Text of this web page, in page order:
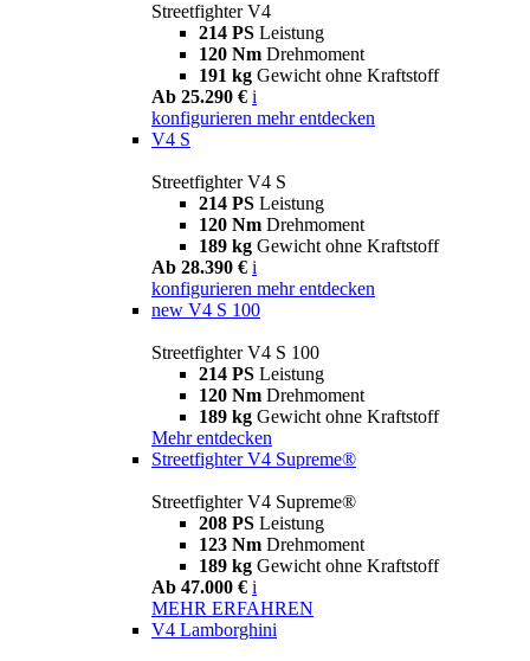
Streetfighter V4
214 PS Leistung
120 Nm Drehmoment
191 kg Gewicht ohne Kraftstoff
Ab 25.290 € i
konfigurieren mehr entdecken
V4 S
Streetfighter V4 S
214 PS Leistung
120 Nm Drehmoment
189 kg Gewicht ohne Kraftstoff
Ab 28.390 € i
konfigurieren mehr entdecken
new V4 S 100
Streetfighter V4 S 100
214 PS Leistung
120 Nm Drehmoment
189 kg Gewicht ohne Kraftstoff
Mehr entdecken
Streetfighter V4 Supreme®
Streetfighter V4 Supreme®
208 PS Leistung
123 Nm Drehmoment
189 kg Gewicht ohne Kraftstoff
Ab 47.000 € i
MEHR ERFAHREN
V4 Lamborghini